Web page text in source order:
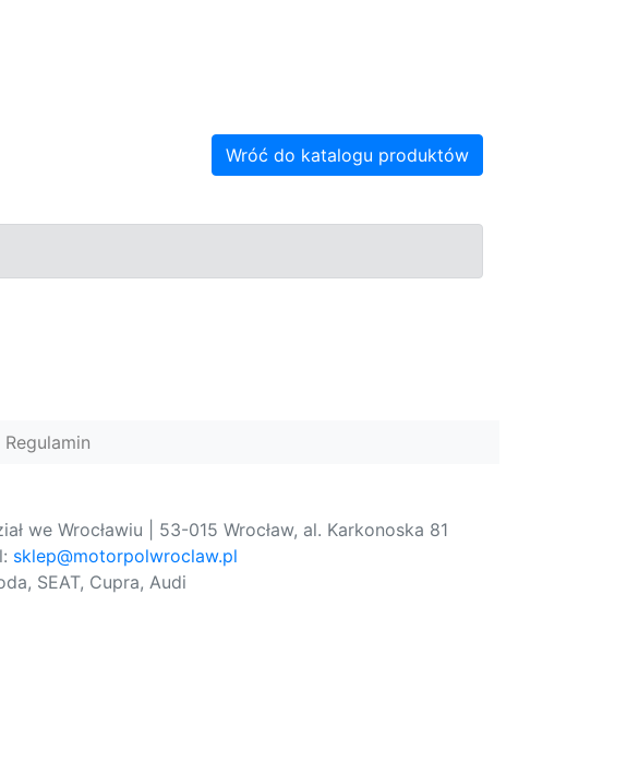
Wróć do katalogu produktów
Regulamin
we Wrocławiu | 53-015 Wrocław, al. Karkonoska 81
sklep@motorpolwroclaw.pl
SEAT, Cupra, Audi